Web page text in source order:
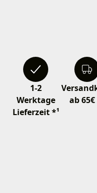
1-2
Werktage
Lieferzeit *¹
ab 65€